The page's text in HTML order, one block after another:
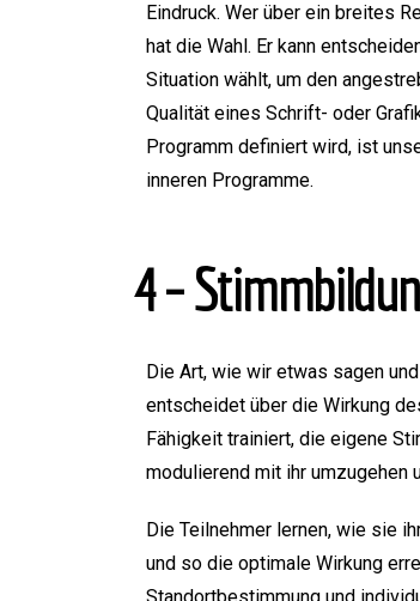
Eindruck. Wer über ein breites
hat die Wahl. Er kann
Situation wählt, um den
Qualität eines Schrift- oder
Programm definiert wird, ist
inneren Programme.
4 –
Die Art, wie wir etwas sagen
entscheidet über die Wirkung
Fähigkeit trainiert, die eigene
modulierend mit ihr
Die Teilnehmer lernen, wie sie
und so die optimale Wirkung